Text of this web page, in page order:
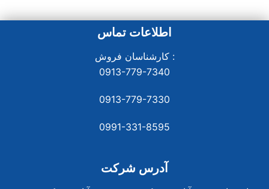
اطلاعات تماس
کارشناسان فروش :
0913-779-7340
0913-779-7330
0991-331-8595
آدرس شرکت